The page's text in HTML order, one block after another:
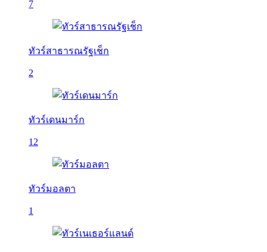
7
ทัวร์สาธารณรัฐเช็ก
2
ทัวร์เดนมาร์ก
12
ทัวร์มอลตา
1